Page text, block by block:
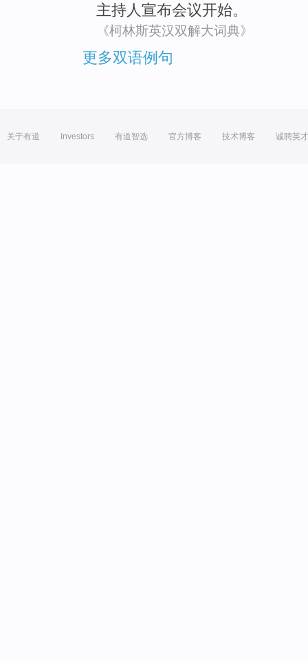
主持人 宣布会议开始。
《柯林斯英汉双解大词典》
更多双语例句
关于有道 Investors 有道智选 官方博客 技术博客 诚聘英才